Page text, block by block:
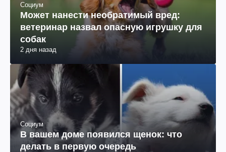
Социум
Может нанести необратимый вред:
ветеринар назвал опасную игрушку для
собак
2 дня назад
Социум
В вашем доме появился щенок: что
делать в первую очередь